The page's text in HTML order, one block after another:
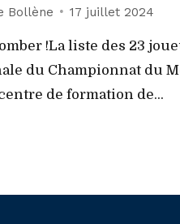
Bollène 17 juillet 2024
!La liste des 23
du Championnat du
de formation de...